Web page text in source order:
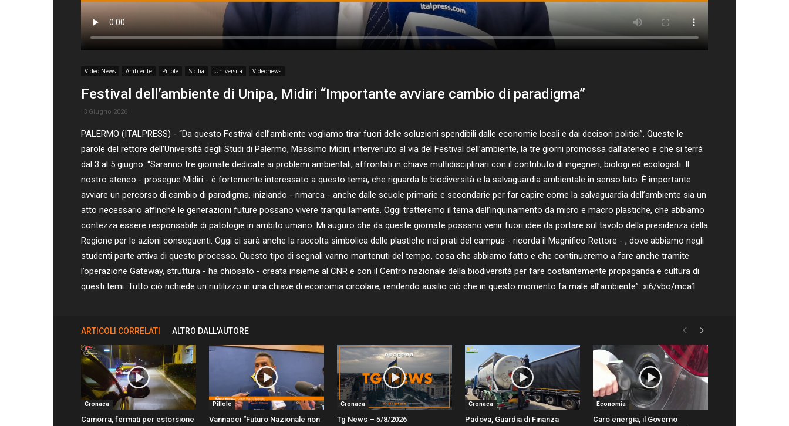
Video News Ambiente Pillole Sicilia Università Videonews
Festival dell’ambiente di Unipa, Midiri “Importante avviare cambio di paradigma”
3 Giugno 2026
PALERMO (ITALPRESS) - “Da questo Festival dell’ambiente vogliamo tirar fuori delle soluzioni spendibili dalle economie locali e dai decisori politici”. Queste le
parole del rettore dell’Università degli Studi di Palermo, Massimo Midiri, intervenuto al via del Festival dell’ambiente, la tre giorni promossa dall’ateneo e che si terrà
dal 3 al 5 giugno. “Saranno tre giornate dedicate ai problemi ambientali, affrontati in chiave multidisciplinari con il contributo di ingegneri, biologi ed ecologisti. Il
nostro ateneo - prosegue Midiri - è fortemente interessato a questo tema, che riguarda le biodiversità e la salvaguardia ambientale in senso lato. È importante
avviare un percorso di cambio di paradigma, iniziando - rimarca - anche dalle scuole primarie e secondarie per far capire come la salvaguardia dell’ambiente sia un
atto necessario affinché le generazioni future possano vivere tranquillamente. Oggi tratteremo il tema dell’inquinamento da micro e macro plastiche, che abbiamo
contezza essere responsabile di patologie in ambito umano. Mi auguro che da queste giornate possano venir fuori idee da portare sul tavolo della presidenza della
Regione per le azioni conseguenti. Oggi ci sarà anche la raccolta simbolica delle plastiche nei prati del campus - ricorda il Magnifico Rettore - , dove abbiamo negli
studenti parte attiva di questo processo. Questo tipo di segnali vanno mantenuti del tempo, cosa che abbiamo fatto e che continueremo a fare anche tramite
l’operazione Gateway, struttura - ha chiosato - creata insieme al CNR e con il Centro nazionale della biodiversità per fare costantemente propaganda e cultura di
questi temi. Tutto ciò richiede un riutilizzo in una chiave di economia circolare, rendendo ausilio ciò che in questo momento fa male all’ambiente”. xi6/vbo/mca1
ARTICOLI CORRELATI ALTRO DALL'AUTORE
Cronaca
Camorra, fermati per estorsione
Pillole
Vannacci “Futuro Nazionale non
Cronaca
Tg News – 5/8/2026
Cronaca
Padova, Guardia di Finanza
Economia
Caro energia, il Governo